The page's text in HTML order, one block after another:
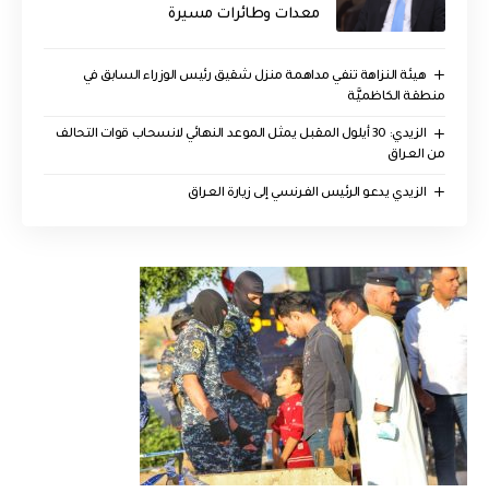
معدات وطائرات مسيرة
هيئة النزاهة تنفي مداهمة منزل شقيق رئيس الوزراء السابق في
منطقة الكاظميَّة
الزيدي: 30 أيلول المقبل يمثل الموعد النهائي لانسحاب قوات التحالف
من العراق
الزيدي يدعو الرئيس الفرنسي إلى زيارة العراق